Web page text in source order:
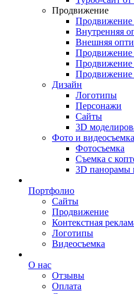
Продвижение
Продвижение
Внутренняя
Внешняя
Продвижение
Продвижение
Продвижение
Дизайн
Логотипы
Персонажи
Сайты
3D
Фото и видеосъемка
Фотосъемка
Съемка с
3D панорамы
Портфолио
Сайты
Продвижение
Контекстная
Логотипы
Видеосъемка
О нас
Отзывы
Оплата